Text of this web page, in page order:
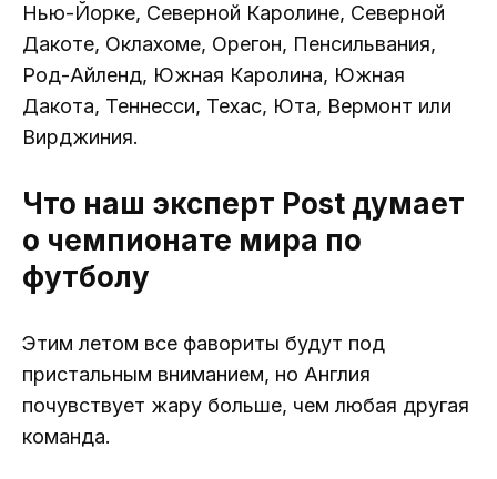
Нью-Йорке, Северной Каролине, Северной
Дакоте, Оклахоме, Орегон, Пенсильвания,
Род-Айленд, Южная Каролина, Южная
Дакота, Теннесси, Техас, Юта, Вермонт или
Вирджиния.
Что наш эксперт Post думает
о чемпионате мира по
футболу
Этим летом все фавориты будут под
пристальным вниманием, но Англия
почувствует жару больше, чем любая другая
команда.